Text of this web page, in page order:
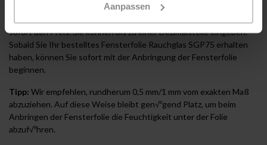
Aanpassen
Fensterfolie Rauchglas SGP75 ganz einfach nach Maß bestellen.
Nach Eingabe der Maße Ihres Fensters (Breite x Höhe) sehen Sie
sofort den Preis. Sie können bis zu einer Dezimalstelle eingeben.
Sobald Sie Ihr bestelltes Fensterfolie Rauchglas SGP75 erhalten
haben, können Sie sofort mit der Anbringung der Fensterfolie
beginnen.
Tipp: Wir empfehlen, rundherum 0,5 mm/1 mm vom exakten Maß
abzuziehen. Auf diese Weise bleibt gen√ºgend Platz, um beim
Anbringen der Fensterfolie die Feuchtigkeit unter der Folie
abzuf√ºhren.